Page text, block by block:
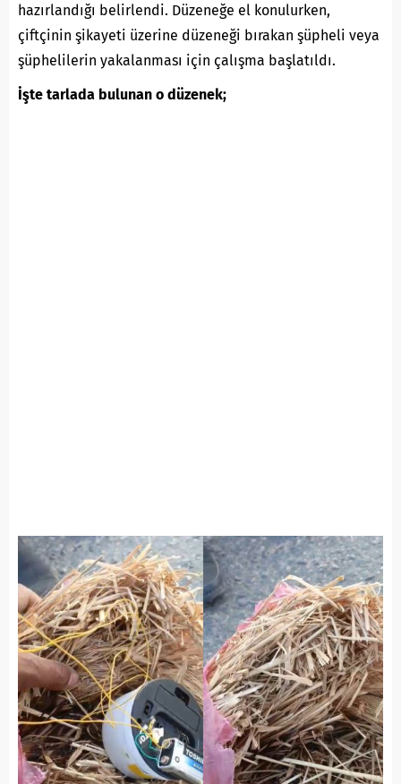
hazırlandığı belirlendi. Düzeneğe el konulurken,
çiftçinin şikayeti üzerine düzeneği bırakan şüpheli veya
şüphelilerin yakalanması için çalışma başlatıldı.
İşte tarlada bulunan o düzenek;